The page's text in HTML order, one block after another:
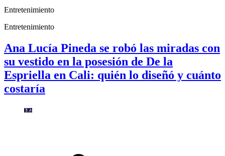
Entretenimiento
Entretenimiento
Ana Lucía Pineda se robó las miradas con
su vestido en la posesión de De la
Espriella en Cali: quién lo diseñó y cuánto
costaría